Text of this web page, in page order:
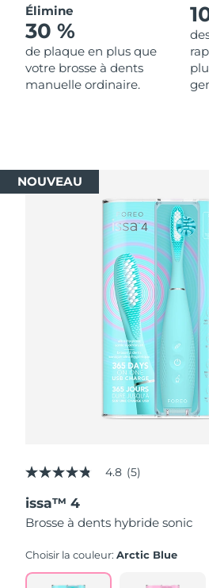
Élimine
30 %
de plaque en plus que
votre brosse à dents
manuelle ordinaire.
NOUVEAU
4.8
of
5
stars,
rating
Read
4.8 (5)
issa™ 4
Brosse à dents hybride sonic
Choisir la couleur:Arctic Blue